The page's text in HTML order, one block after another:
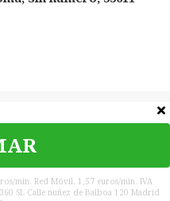
min. Red Móvil. 1,57 euros/min. IVA
SL Calle nuñez de Balboa 120 Madrid